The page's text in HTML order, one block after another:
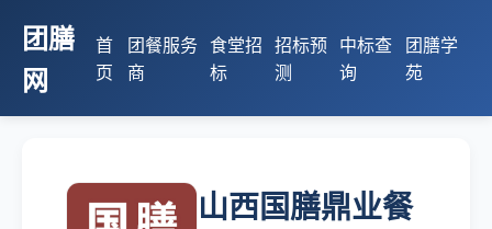
团膳
网
首
页
团餐服务
商
食堂招
标
招标预
测
中标查
询
团膳学
苑
山西国膳鼎业餐